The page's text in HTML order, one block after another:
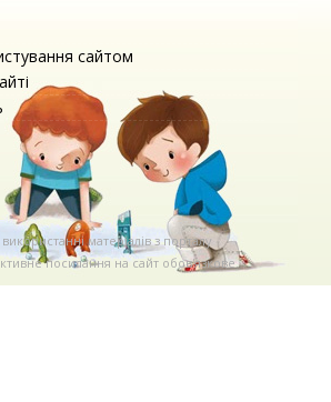
сайтом
матерiалiв з порталу
посилання на сайт обов'язкове. .